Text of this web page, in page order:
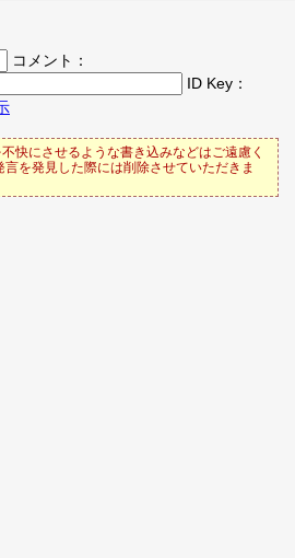
コメント：
ID Key：
快にさせるような書き込みなどはご遠慮く
を発見した際には削除させていただきま